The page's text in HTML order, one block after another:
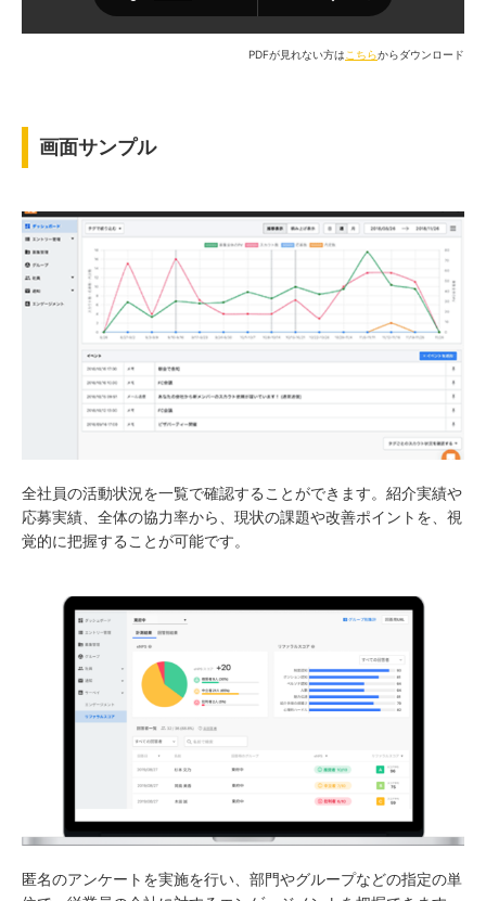
PDFが見れない方は こちらからダウンロード
画面サンプル
全社員の活動状況を一覧で確認することができます。紹介実績や
応募実績、全体の協力率から、現状の課題や改善ポイントを、視
覚的に把握することが可能です。
匿名のアンケートを実施を行い、部門やグループなどの指定の単